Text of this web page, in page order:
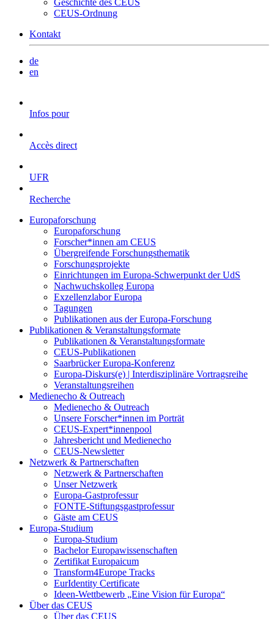
Geschichte des CEUS
CEUS-Ordnung
Kontakt
de
en
Infos pour
Accès direct
UFR
Recherche
Europaforschung
Europaforschung
Forscher*innen am CEUS
Übergreifende Forschungsthematik
Forschungsprojekte
Einrichtungen im Europa-Schwerpunkt der UdS
Nachwuchskolleg Europa
Exzellenzlabor Europa
Tagungen
Publikationen aus der Europa-Forschung
Publikationen & Veranstaltungsformate
Publikationen & Veranstaltungsformate
CEUS-Publikationen
Saarbrücker Europa-Konferenz
Europa-Diskurs(e) | Interdisziplinäre Vortragsreihe
Veranstaltungsreihen
Medienecho & Outreach
Medienecho & Outreach
Unsere Forscher*innen im Porträt
CEUS-Expert*innenpool
Jahresbericht und Medienecho
CEUS-Newsletter
Netzwerk & Partnerschaften
Netzwerk & Partnerschaften
Unser Netzwerk
Europa-Gastprofessur
FONTE-Stiftungsgastprofessur
Gäste am CEUS
Europa-Studium
Europa-Studium
Bachelor Europawissenschaften
Zertifikat Europaicum
Transform4Europe Tracks
EurIdentity Certificate
Ideen-Wettbewerb „Eine Vision für Europa“
Über das CEUS
Über das CEUS